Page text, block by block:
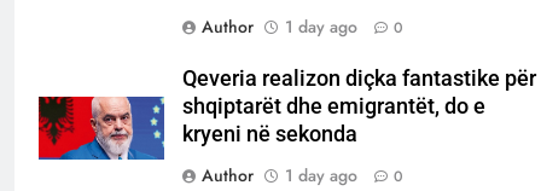
Author
1 day ago 0
Qeveria realizon diçka fantastike për
shqiptarët dhe emigrantët, do e
kryeni në sekonda
Author
1 day ago 0